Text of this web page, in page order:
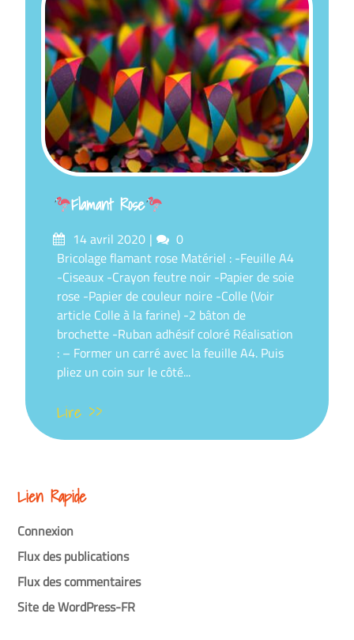
Flamant Rose
Posté
sur
14 avril 2020 commentaires
0
Bricolage flamant rose Matériel : -Feuille A4
-Ciseaux -Crayon feutre noir -Papier de soie
rose -Papier de couleur noire -Colle (Voir
article Colle à la farine) -2 bâton de
brochette -Ruban adhésif coloré Réalisation
: – Former un carré avec la feuille A4. Puis
pliez un coin sur le côté...
Lire >>
Lien Rapide
Connexion
Flux des publications
Flux des commentaires
Site de WordPress-FR